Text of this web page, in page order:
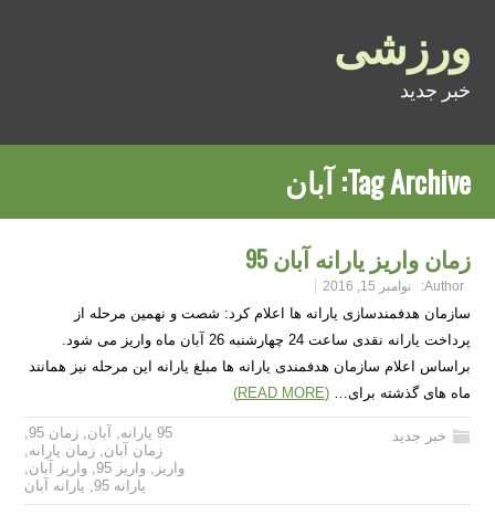
ورزشی
خبر جدید
Tag Archive: آبان
زمان واریز یارانه آبان 95
Author: نوامبر 15, 2016
سازمان هدفمندسازی یارانه ها اعلام کرد: شصت و نهمین مرحله از
پرداخت یارانه نقدی ساعت 24 چهارشنبه 26 آبان ماه واریز می شود.
براساس اعلام سازمان هدفمندی یارانه ها مبلغ یارانه این مرحله نیز همانند
ماه های گذشته برای…(READ MORE)
خبر جدید 95 یارانه , آبان, زمان 95
,
زمان آبان, زمان یارانه,
واریز , واریز 95 , واریز آبان,
یارانه 95
, یارانه آبان